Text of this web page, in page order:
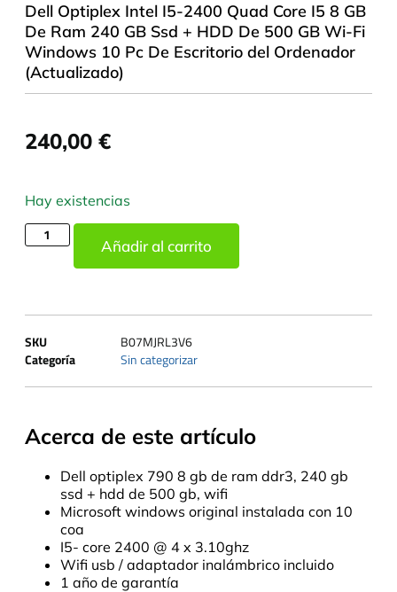
Dell Optiplex Intel I5-2400 Quad Core I5 8 GB
De Ram 240 GB Ssd + HDD De 500 GB Wi-Fi
Windows 10 Pc De Escritorio del Ordenador
(Actualizado)
240,00 €
Hay existencias
Añadir al carrito
SKU
B07MJRL3V6
Categoría
Sin categorizar
Acerca de este artículo
Dell optiplex 790 8 gb de ram ddr3, 240 gb
ssd + hdd de 500 gb, wifi
Microsoft windows original instalada con 10
coa
I5- core 2400 @ 4 x 3.10ghz
Wifi usb / adaptador inalámbrico incluido
1 año de garantía